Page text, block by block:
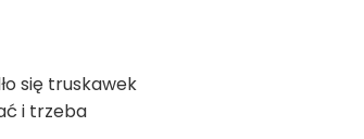
się truskawek
i trzeba